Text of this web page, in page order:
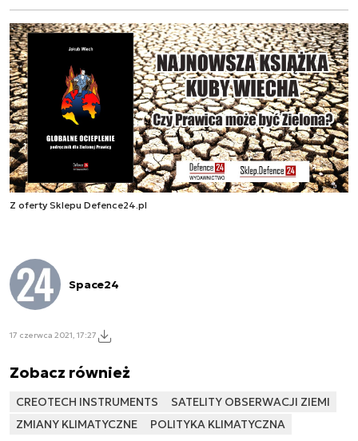
Z oferty Sklepu Defence24.pl
Space24
17 czerwca 2021, 17:27
Zobacz również
CREOTECH INSTRUMENTS
SATELITY OBSERWACJI ZIEMI
ZMIANY KLIMATYCZNE
POLITYKA KLIMATYCZNA